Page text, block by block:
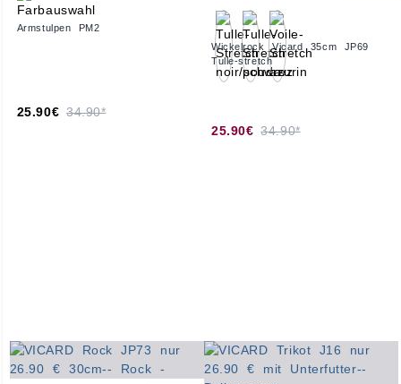
Armstulpen PM2
25.90€ 34.90*
Wickelrock Vicard 35cm JP69
Tulle-stretch
25.90€ 34.90*